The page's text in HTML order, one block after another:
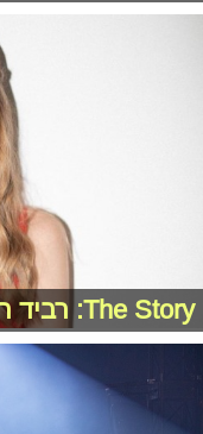
The Story: רביד רונן מספיילרת!